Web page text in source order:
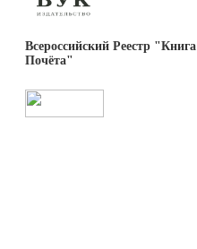
Всероссийский Реестр "Книга
Почёта"